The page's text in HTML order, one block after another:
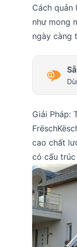
Cách quản
như mong
ngày càng
Giải Pháp:
cao chất
có cấu